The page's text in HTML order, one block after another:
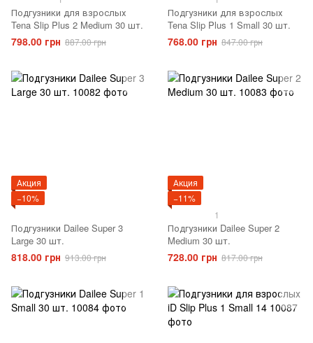
Подгузники для взрослых
Tena Slip Plus 2 Medium 30 шт.
798.00 грн 887.00 грн
Подгузники для взрослых
Tena Slip Plus 1 Small 30 шт.
768.00 грн 847.00 грн
Акция
−10%
Подгузники Dailee Super 3
Large 30 шт.
818.00 грн 913.00 грн
Акция
−11%
1
Подгузники Dailee Super 2
Medium 30 шт.
728.00 грн 817.00 грн